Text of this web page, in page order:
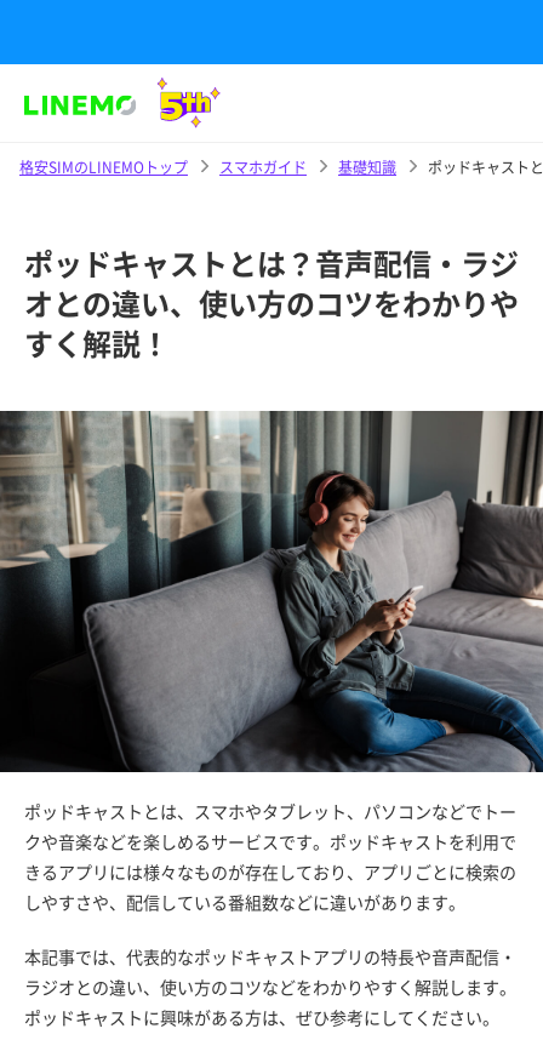
格安SIMのLINEMOトップ スマホガイド 基礎知識 ポッドキャスト
ポッドキャストとは？音声配信・ラジ
オとの違い、使い方のコツをわかりや
すく解説！
ポッドキャストとは、スマホやタブレット、パソコンなどでトー
クや音楽などを楽しめるサービスです。ポッドキャストを利用で
きるアプリには様々なものが存在しており、アプリごとに検索の
しやすさや、配信している番組数などに違いがあります。
本記事では、代表的なポッドキャストアプリの特長や音声配信・
ラジオとの違い、使い方のコツなどをわかりやすく解説します。
ポッドキャストに興味がある方は、ぜひ参考にしてください。